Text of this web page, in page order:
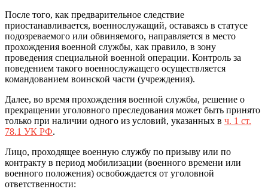
После того, как предварительное следствие
приостанавливается, военнослужащий, оставаясь в статусе
подозреваемого или обвиняемого, направляется в место
прохождения военной службы, как правило, в зону
проведения специальной военной операции. Контроль за
поведением такого военнослужащего осуществляется
командованием воинской части (учреждения).
Далее, во время прохождения военной службы, решение о
прекращении уголовного преследования может быть принято
только при наличии одного из условий, указанных в ч. 1 ст.
78.1 УК РФ.
Лицо, проходящее военную службу по призыву или по
контракту в период мобилизации (военного времени или
военного положения) освобождается от уголовной
ответственности: